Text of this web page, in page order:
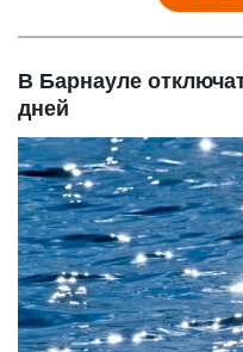
В Барнауле
дней